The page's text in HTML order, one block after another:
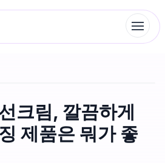
크림, 깔끔하게
제품은 뭐가 좋